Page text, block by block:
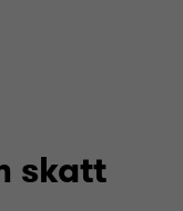
skatt